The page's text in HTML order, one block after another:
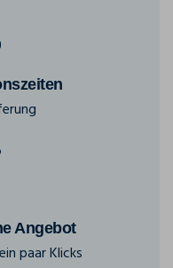
Angebot
paar Klicks